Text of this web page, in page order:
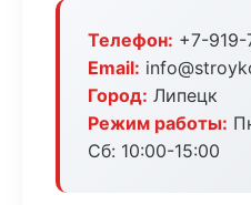
Телефон: +7-
Email:
Город: Липецк
Режим работы:
Сб: 10:00-15:00